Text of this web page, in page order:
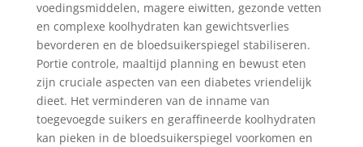
voedingsmiddelen, magere eiwitten, gezonde vetten
en complexe koolhydraten kan gewichtsverlies
bevorderen en de bloedsuikerspiegel stabiliseren.
Portie controle, maaltijd planning en bewust eten
zijn cruciale aspecten van een diabetes vriendelijk
dieet. Het verminderen van de inname van
toegevoegde suikers en geraffineerde koolhydraten
kan pieken in de bloedsuikerspiegel voorkomen en